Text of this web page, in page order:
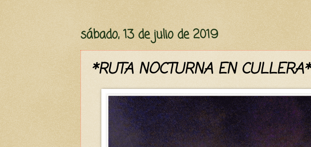
sábado, 13 de julio de 2019
*RUTA NOCTURNA EN CULLERA*